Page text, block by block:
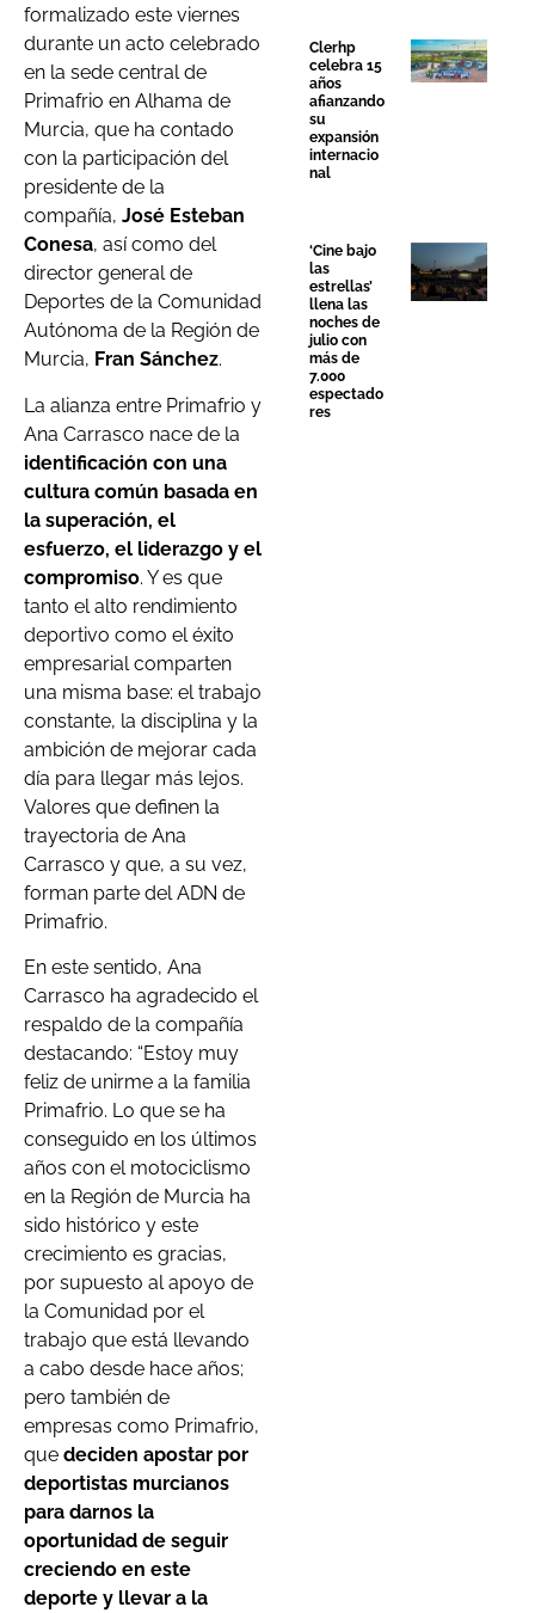
formalizado este viernes
durante un acto celebrado
en la sede central de
Primafrio en Alhama de
Murcia, que ha contado
con la participación del
presidente de la
compañía, José Esteban
Conesa, así como del
director general de
Deportes de la Comunidad
Autónoma de la Región de
Murcia, Fran Sánchez.
La alianza entre Primafrio y
Ana Carrasco nace de la
identificación con una
cultura común basada en
la superación, el
esfuerzo, el liderazgo y el
compromiso. Y es que
tanto el alto rendimiento
deportivo como el éxito
empresarial comparten
una misma base: el trabajo
constante, la disciplina y la
ambición de mejorar cada
día para llegar más lejos.
Valores que definen la
trayectoria de Ana
Carrasco y que, a su vez,
forman parte del ADN de
Primafrio.
En este sentido, Ana
Carrasco ha agradecido el
respaldo de la compañía
destacando: “Estoy muy
feliz de unirme a la familia
Primafrio. Lo que se ha
conseguido en los últimos
años con el motociclismo
en la Región de Murcia ha
sido histórico y este
crecimiento es gracias,
por supuesto al apoyo de
la Comunidad por el
trabajo que está llevando
a cabo desde hace años;
pero también de
empresas como Primafrio,
que deciden apostar por
deportistas murcianos
para darnos la
oportunidad de seguir
creciendo en este
deporte y llevar a la
Clerhp
celebra 15
años
afianzando
su
expansión
internacio
nal
‘Cine bajo
las
estrellas’
llena las
noches de
julio con
más de
7.000
espectado
res